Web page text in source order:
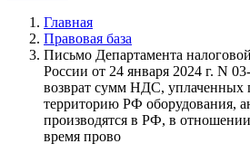
Главная
Правовая база
Письмо Департамента
России от 24 января 2024 г. N
возврат сумм НДС, уплаченных
территорию РФ оборудования,
производятся в РФ, в
время прово